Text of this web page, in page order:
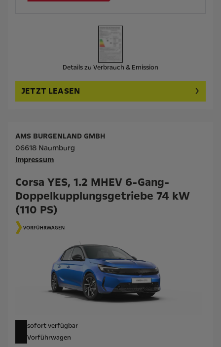
Details zu Verbrauch & Emission
JETZT LEASEN
Corsa YES, 1.2 MHEV 6-Gang-
Doppelkupplungsgetriebe 74 kW
(110 PS)
sofort verfügbar
Vorführwagen
AMS BURGENLAND GMBH
06618 Naumburg
Impressum